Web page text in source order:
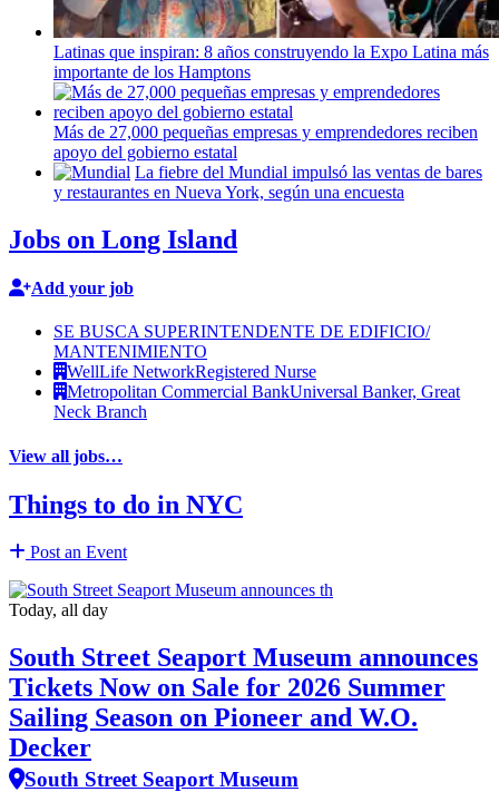
Latinas que inspiran: 8 años construyendo la Expo Latina más
importante de los Hamptons
Más de 27,000 pequeñas empresas y emprendedores reciben
apoyo del gobierno estatal
La fiebre del Mundial impulsó las ventas de bares
y restaurantes en Nueva York, según una encuesta
Jobs on Long Island
Add your job
SE BUSCA SUPERINTENDENTE DE EDIFICIO/
MANTENIMIENTO
WellLife NetworkRegistered Nurse
Metropolitan Commercial BankUniversal Banker, Great
Neck Branch
View all jobs…
Things to do in NYC
Post an Event
Today, all day
South Street Seaport Museum announces
Tickets Now on Sale for 2026 Summer
Sailing Season on Pioneer and W.O.
Decker
South Street Seaport Museum